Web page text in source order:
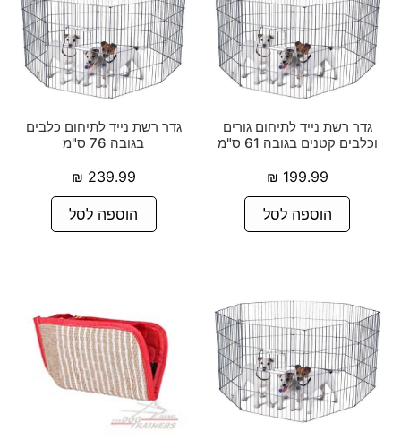
גדר רשת נייד לתיחום גורים
וכלבים קטנים בגובה 61 ס"מ
199.99
₪
הוספה לסל
גדר רשת נייד לתיחום כלבים
בגובה 76 ס"מ
239.99
₪
הוספה לסל